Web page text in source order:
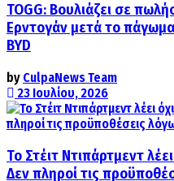
TOGG: Βουλιάζει σε
Ερντογάν μετά το
BYD
by CulpaNews Team
23 Ιουλίου, 2026
Το Στέιτ Ντιπάρτμεντ
Δεν πληροί τις